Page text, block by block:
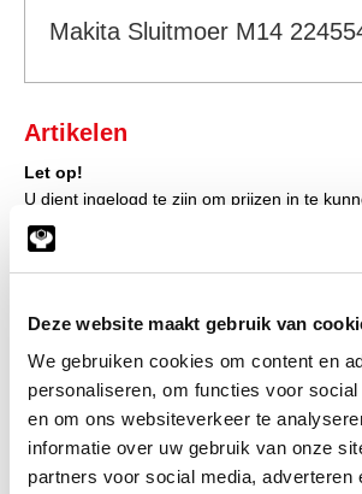
Deze website maakt gebruik van
We gebruiken cookies om content en
personaliseren, om functies voor
en om ons websiteverkeer te
informatie over uw gebruik van onze
partners voor social media, adverteren
Makita Sluitmoer M14
Artikelen
Let op!
U dient ingelogd te zijn om prijzen in te
te verkrijgen tot de winkelwagen, waarna u
af kunt ronden.
Heeft u nog geen account?
Klik hier om klant te worden
Code Omschrijving
Info Eenheid